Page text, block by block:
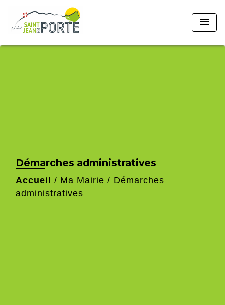
menu
Démarches administratives
Accueil / Ma Mairie / Démarches
administratives